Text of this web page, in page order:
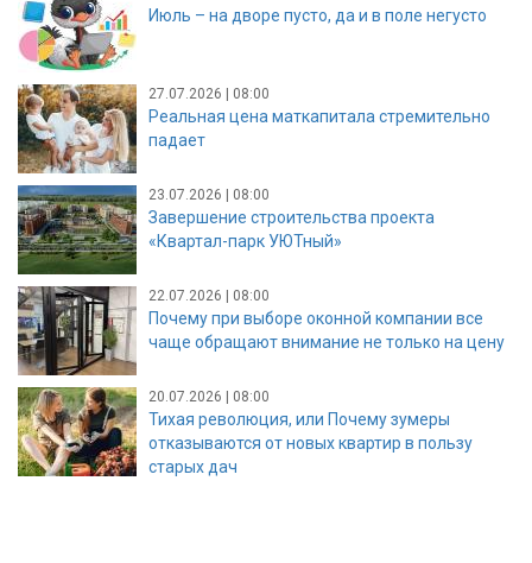
Июль – на дворе пусто, да и в поле негусто
27.07.2026 | 08:00
Реальная цена маткапитала стремительно
падает
23.07.2026 | 08:00
Завершение строительства проекта
«Квартал-парк УЮТный»
22.07.2026 | 08:00
Почему при выборе оконной компании все
чаще обращают внимание не только на цену
20.07.2026 | 08:00
Тихая революция, или Почему зумеры
отказываются от новых квартир в пользу
старых дач